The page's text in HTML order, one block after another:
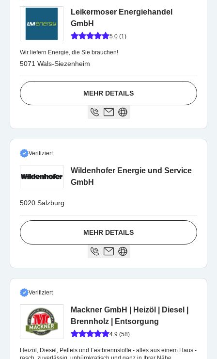
Leikermoser Energiehandel
GmbH
5.0 (1)
Wir liefern Energie, die Sie brauchen!
5071 Wals-Siezenheim
MEHR DETAILS
Verifiziert
Wildenhofer Energie und Service
GmbH
5020 Salzburg
MEHR DETAILS
Verifiziert
Mackner GmbH | Heizöl | Diesel |
Brennholz | Entsorgung
4.9 (58)
Heizöl, Diesel, Pellets und Festbrennstoffe - alles aus einem Haus -